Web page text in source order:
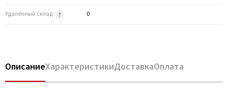
Удалённый склад 0
ОписаниеХарактеристикиДоставкаОплата